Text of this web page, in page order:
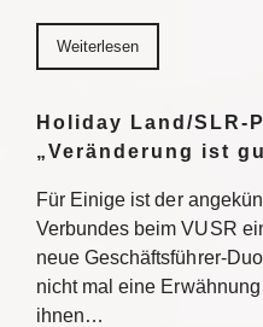
Weiterlesen
Holiday Land/SLR-
„Veränderung ist
Für Einige ist der
Verbundes beim VUSR
neue Geschäftsführer-
nicht mal eine
ihnen…